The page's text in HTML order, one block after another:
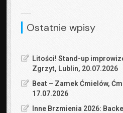
Ostatnie wpisy
Litości! Stand-up
Zgrzyt, Lublin, 20.07.2026
Beat – Zamek Ćmielów,
17.07.2026
Inne Brzmienia 2026: